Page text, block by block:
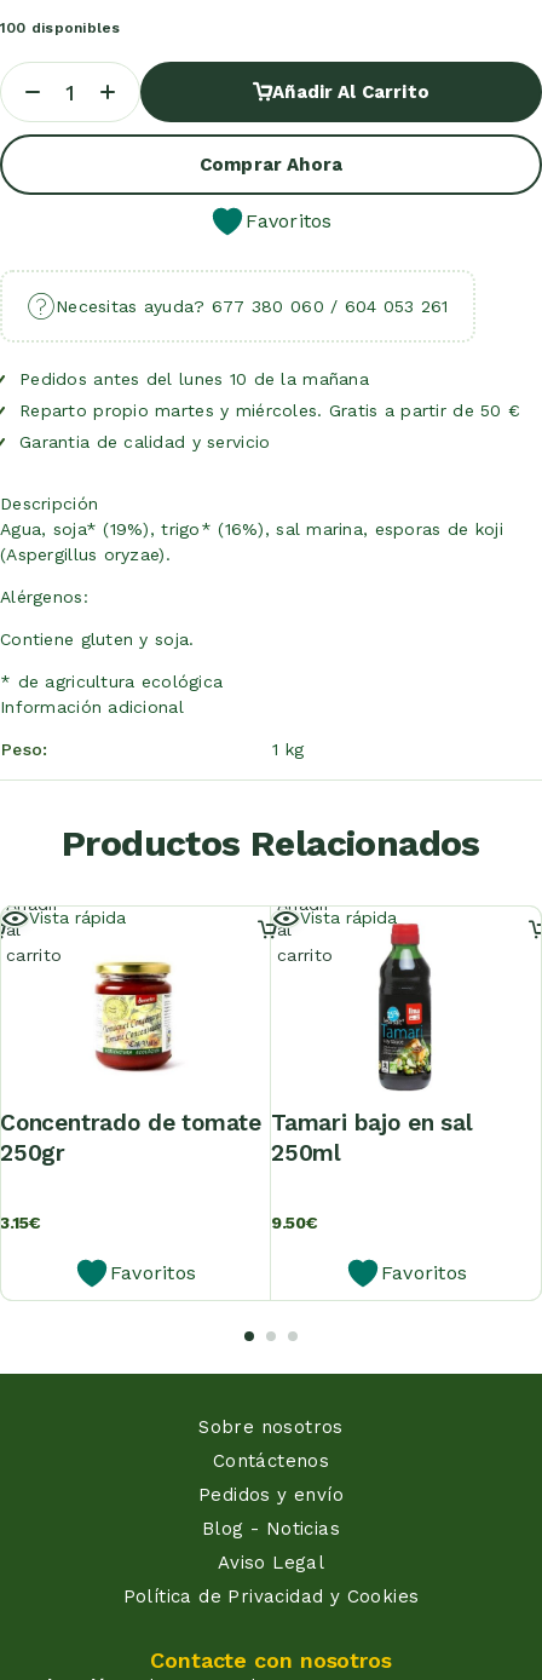
100 disponibles
Añadir Al Carrito
Comprar Ahora
Favoritos
Necesitas ayuda? 677 380 060 / 604 053 261
Pedidos antes del lunes 10 de la mañana
Reparto propio martes y miércoles. Gratis a partir de 50 €
Garantia de calidad y servicio
Descripción
Agua, soja* (19%), trigo* (16%), sal marina, esporas de koji
(Aspergillus oryzae).
Alérgenos:
Contiene gluten y soja.
* de agricultura ecológica
Información adicional
Peso 1 kg
Productos Relacionados
Vista rápida
concentrado de tomate
250gr
3.15€
Favoritos
Añadir
al
carrito
Vista rápida
tamari bajo en sal
250ml
9.50€
Favoritos
Añadir
al
carrito
Sobre nosotros
Contáctenos
Pedidos y envío
Blog - Noticias
Aviso Legal
Política de Privacidad y Cookies
Contacte con nosotros